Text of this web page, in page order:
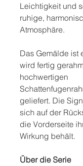
Leichtigkeit und
ruhige,
Atmosphäre.
Das Gemälde ist
wird fertig
hochwertigen
geliefert. Die
sich auf der
die Vorderseite
Wirkung behält.
Über die Serie